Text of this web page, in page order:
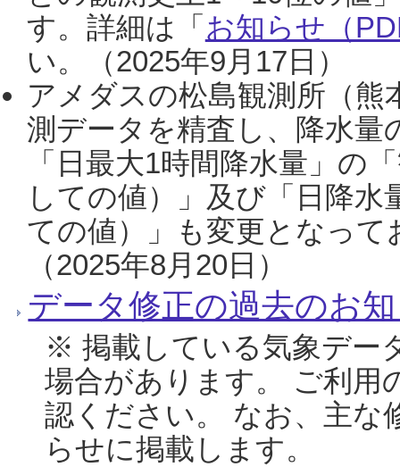
す。詳細は「 お知らせ（
い。（2025年9月17日）
アメダスの松島観測所（熊
測データを精査し、降水
「日最大1時間降水量」の
しての値）」及び「日降
ての値）」も変更となっ
（2025年8月20日）
データ修正の過去のお
※ 掲載している気象デー
場合があります。 ご利用
認ください。 なお、主な
らせに掲載します。